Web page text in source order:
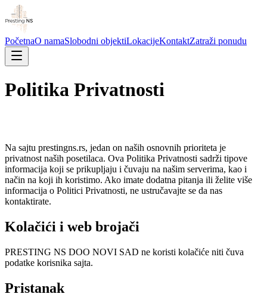
PočetnaO namaSlobodni objektiLokacijeKontaktZatraži ponudu
Politika Privatnosti
Na sajtu prestingns.rs, jedan on naših osnovnih prioriteta je
privatnost naših posetilaca. Ova Politika Privatnosti sadrži tipove
informacija koji se prikupljaju i čuvaju na našim serverima, kao i
način na koji ih koristimo. Ako imate dodatna pitanja ili želite više
informacija o Politici Privatnosti, ne ustručavajte se da nas
kontaktirate.
Kolačići i web brojači
PRESTING NS DOO NOVI SAD ne koristi kolačiće niti čuva
podatke korisnika sajta.
Pristanak